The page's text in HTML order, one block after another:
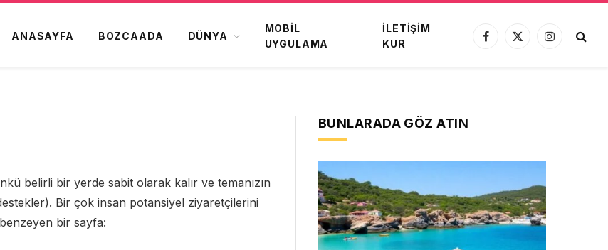
ANASAYFA BOZCAADA DÜNYA
MOBIL
UYGULAMA
İLETIŞIM
KUR
Facebook
X
Instagram
belirli bir yerde sabit olarak kalır ve temanızın
Bir çok insan potansiyel ziyaretçilerini
bir sayfa:
BUNLARADA GÖZ ATIN